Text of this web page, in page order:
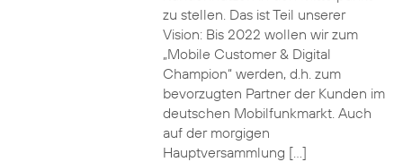
zu stellen. Das ist Teil unserer
Vision: Bis 2022 wollen wir zum
„Mobile Customer & Digital
Champion“ werden, d.h. zum
bevorzugten Partner der Kunden im
deutschen Mobilfunkmarkt. Auch
auf der morgigen
Hauptversammlung […]